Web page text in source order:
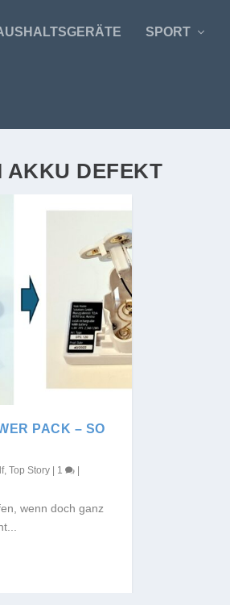
SPORT
AKKU DEFEKT
PACK – SO
,Top Story 1
wenn doch ganz